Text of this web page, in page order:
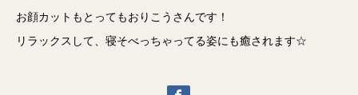
お顔カットもとってもおりこうさんです！
リラックスして、寝そべっちゃってる姿にも癒されます☆